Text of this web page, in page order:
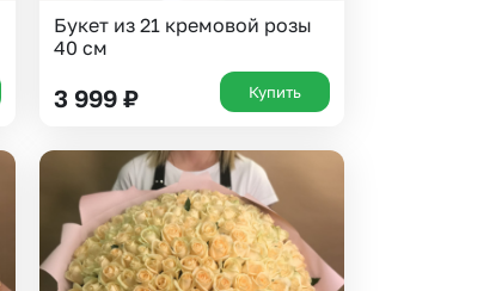
Букет из 21 кремовой розы
40 см
3 999 ₽ Купить